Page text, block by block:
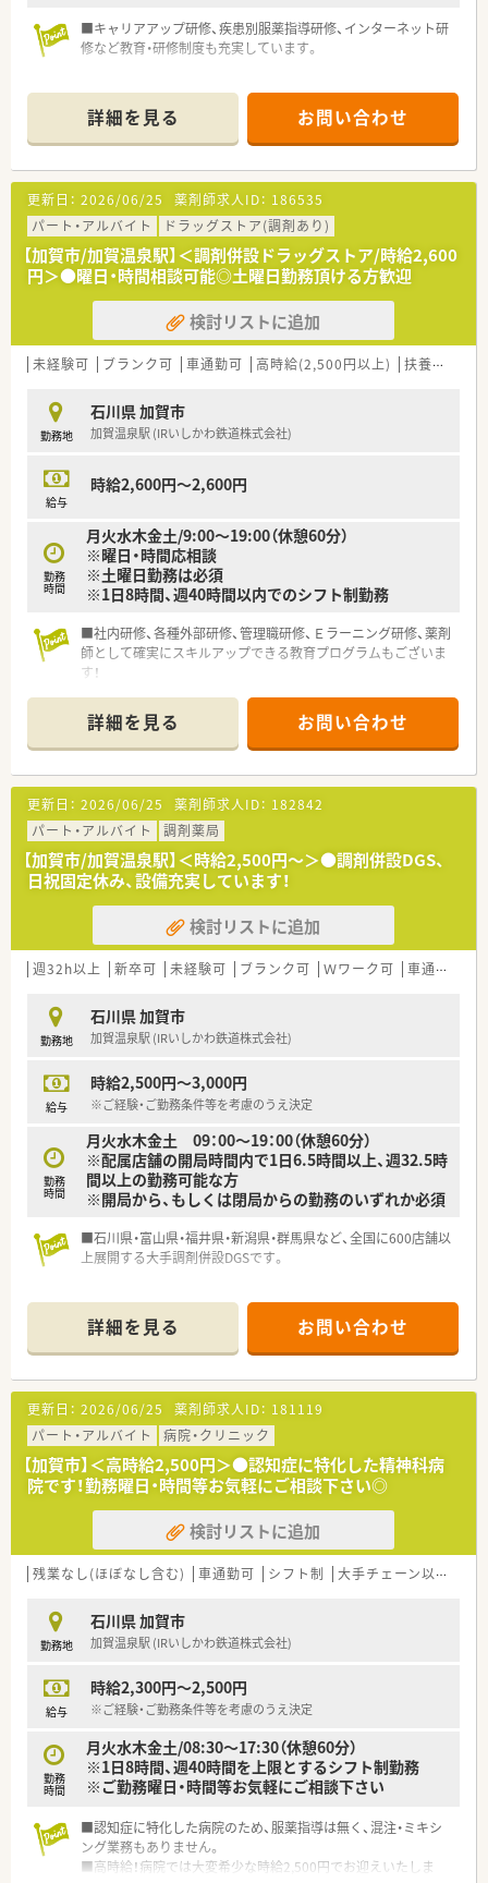
■キャリアアップ研修、疾患別服薬指導研修、インターネット研
修など教育・研修制度も充実しています。
詳細を見る お問い合わせ
更新日： 2026/06/25 薬剤師求人ID： 186535
パート・アルバイト
ドラッグストア(調剤あり)
【加賀市/加賀温泉駅】＜調剤併設ドラッグストア/時給2,600
円＞●曜日・時間相談可能◎土曜日勤務頂ける方歓迎
検討リストに追加
未経験可 ブランク可 車通勤可 高時給(2,500円以上) 扶養内勤務OK
勤務地
石川県 加賀市
加賀温泉駅 (IRいしかわ鉄道株式会社)
給与
時給2,600円～2,600円
勤務
時間
月火水木金土/9:00～19:00（休憩60分）
※曜日・時間応相談
※土曜日勤務は必須
※1日8時間、週40時間以内でのシフト制勤務
■社内研修、各種外部研修、管理職研修、Ｅラーニング研修、薬剤
師として確実にスキルアップできる教育プログラムもございま
す！
詳細を見る お問い合わせ
更新日： 2026/06/25 薬剤師求人ID： 182842
パート・アルバイト
調剤薬局
【加賀市/加賀温泉駅】＜時給2,500円～＞●調剤併設DGS、
日祝固定休み、設備充実しています！
検討リストに追加
週32h以上 新卒可 未経験可 ブランク可 Ｗワーク可 車通勤可
勤務地
石川県 加賀市
加賀温泉駅 (IRいしかわ鉄道株式会社)
給与
時給2,500円～3,000円
※ご経験・ご勤務条件等を考慮のうえ決定
勤務
時間
月火水木金土 09：00～19：00（休憩60分）
※配属店舗の開局時間内で1日6.5時間以上、週32.5時
間以上の勤務可能な方
※開局から、もしくは閉局からの勤務のいずれか必須
■石川県・富山県・福井県・新潟県・群馬県など、全国に600店舗以
上展開する大手調剤併設DGSです。
詳細を見る お問い合わせ
更新日： 2026/06/25 薬剤師求人ID： 181119
パート・アルバイト
病院・クリニック
【加賀市】＜高時給2,500円＞●認知症に特化した精神科病
院です！勤務曜日・時間等お気軽にご相談下さい◎
検討リストに追加
残業なし(ほぼなし含む) 車通勤可 シフト制 大手チェーン以外
勤務地
石川県 加賀市
加賀温泉駅 (IRいしかわ鉄道株式会社)
給与
時給2,300円～2,500円
※ご経験・ご勤務条件等を考慮のうえ決定
勤務
時間
月火水木金土/08:30～17:30（休憩60分）
※1日8時間、週40時間を上限とするシフト制勤務
※ご勤務曜日・時間等お気軽にご相談下さい
■認知症に特化した病院のため、服薬指導は無く、混注・ミキシ
ング業務もありません。
■高時給！病院では大変希少な時給2,500円でお迎えいたしま